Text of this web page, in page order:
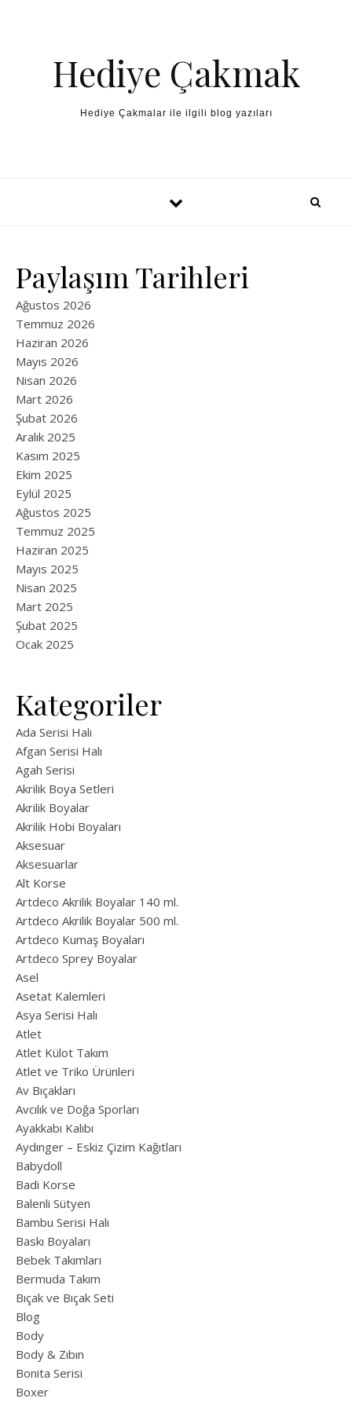
Hediye Çakmak
Hediye Çakmalar ile ilgili blog yazıları
Paylaşım Tarihleri
Ağustos 2026
Temmuz 2026
Haziran 2026
Mayıs 2026
Nisan 2026
Mart 2026
Şubat 2026
Aralık 2025
Kasım 2025
Ekim 2025
Eylül 2025
Ağustos 2025
Temmuz 2025
Haziran 2025
Mayıs 2025
Nisan 2025
Mart 2025
Şubat 2025
Ocak 2025
Kategoriler
Ada Serisi Halı
Afgan Serisi Halı
Agah Serisi
Akrilik Boya Setleri
Akrilik Boyalar
Akrilik Hobi Boyaları
Aksesuar
Aksesuarlar
Alt Korse
Artdeco Akrilik Boyalar 140 ml.
Artdeco Akrilik Boyalar 500 ml.
Artdeco Kumaş Boyaları
Artdeco Sprey Boyalar
Asel
Asetat Kalemleri
Asya Serisi Halı
Atlet
Atlet Külot Takım
Atlet ve Triko Ürünleri
Av Bıçakları
Avcılık ve Doğa Sporları
Ayakkabı Kalıbı
Aydınger – Eskiz Çizim Kağıtları
Babydoll
Badi Korse
Balenli Sütyen
Bambu Serisi Halı
Baskı Boyaları
Bebek Takımları
Bermuda Takım
Bıçak ve Bıçak Seti
Blog
Body
Body & Zıbın
Bonita Serisi
Boxer